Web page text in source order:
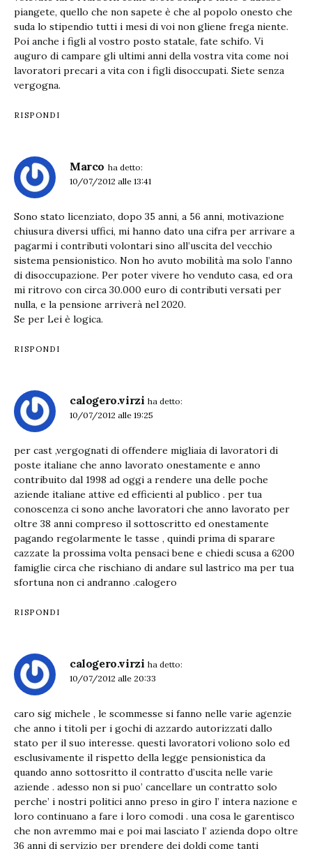
piangete, quello che non sapete è che al popolo onesto che
suda lo stipendio tutti i mesi di voi non gliene frega niente.
Poi anche i figli al vostro posto statale, fate schifo. Vi
auguro di campare gli ultimi anni della vostra vita come noi
lavoratori precari a vita con i figli disoccupati. Siete senza
vergogna.
RISPONDI
Marco ha detto:
10/07/2012 alle 13:41
Sono stato licenziato, dopo 35 anni, a 56 anni, motivazione
chiusura diversi uffici, mi hanno dato una cifra per arrivare a
pagarmi i contributi volontari sino all’uscita del vecchio
sistema pensionistico. Non ho avuto mobilità ma solo l’anno
di disoccupazione. Per poter vivere ho venduto casa, ed ora
mi ritrovo con circa 30.000 euro di contributi versati per
nulla, e la pensione arriverà nel 2020.
Se per Lei è logica.
RISPONDI
calogero.virzi ha detto:
10/07/2012 alle 19:25
per cast ,vergognati di offendere migliaia di lavoratori di
poste italiane che anno lavorato onestamente e anno
contribuito dal 1998 ad oggi a rendere una delle poche
aziende italiane attive ed efficienti al publico . per tua
conoscenza ci sono anche lavoratori che anno lavorato per
oltre 38 anni compreso il sottoscritto ed onestamente
pagando regolarmente le tasse , quindi prima di sparare
cazzate la prossima volta pensaci bene e chiedi scusa a 6200
famiglie circa che rischiano di andare sul lastrico ma per tua
sfortuna non ci andranno .calogero
RISPONDI
calogero.virzi ha detto:
10/07/2012 alle 20:33
caro sig michele , le scommesse si fanno nelle varie agenzie
che anno i titoli per i gochi di azzardo autorizzati dallo
stato per il suo interesse. questi lavoratori voliono solo ed
esclusivamente il rispetto della legge pensionistica da
quando anno sottosritto il contratto d’uscita nelle varie
aziende . adesso non si puo’ cancellare un contratto solo
perche’ i nostri politici anno preso in giro l’ intera nazione e
loro continuano a fare i loro comodi . una cosa le garentisco
che non avremmo mai e poi mai lasciato l’ azienda dopo oltre
36 anni di servizio per prendere dei doldi come tanti